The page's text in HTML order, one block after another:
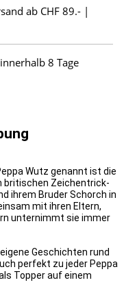
ab CHF 89.- |
8 Tage
Wutz genannt ist die
britischen Zeichentrick-
ihrem Bruder Schorch in
mit ihren Eltern,
unternimmt sie immer
Geschichten rund
perfekt zu jeder Peppa
Topper auf einem